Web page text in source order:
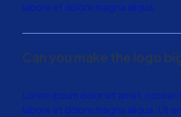
labore et dolore magna aliqua.
Can you make the logo
Lorem ipsum dolor sit amet,
labore et dolore magna aliqua. Ut